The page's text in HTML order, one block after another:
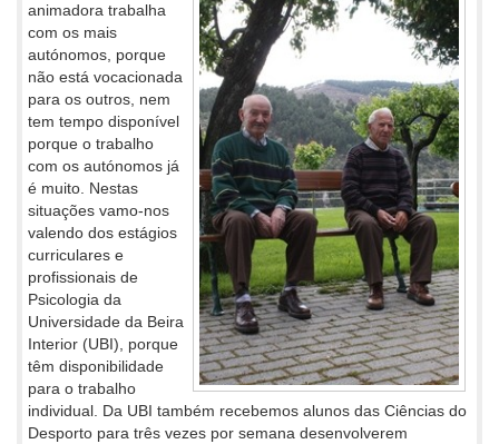
animadora trabalha
com os mais
autónomos, porque
não está vocacionada
para os outros, nem
tem tempo disponível
porque o trabalho
com os autónomos já
é muito. Nestas
situações vamo-nos
valendo dos estágios
curriculares e
profissionais de
Psicologia da
Universidade da Beira
Interior (UBI), porque
têm disponibilidade
para o trabalho
individual. Da UBI também recebemos alunos das Ciências do
Desporto para três vezes por semana desenvolverem